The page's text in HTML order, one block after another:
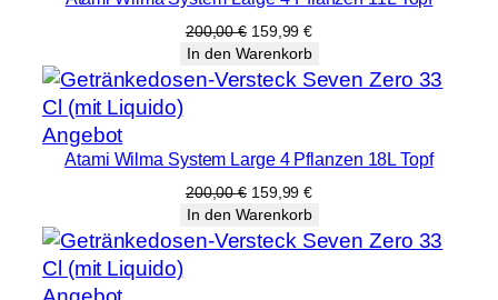
Angebot200,00€ Ursprünglicher
Preis
war:
200,00 €
159,99€Aktueller
Preis
ist:
159,99 €.
In den Warenkorb
AngebotProdukt
im
Angebot
Atami Wilma System Large 4 Pflanzen 18L Topf
200,00€ Ursprünglicher
Preis
war:
200,00 €
159,99€Aktueller
Preis
ist:
159,99 €.
In den Warenkorb
Produkt